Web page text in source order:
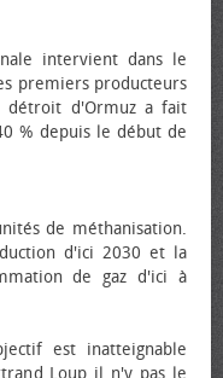
intervient dans le
premiers producteurs
détroit d'Ormuz a fait
% depuis le début de
de méthanisation.
d'ici 2030 et la
de gaz d'ici à
est inatteignable
Loup il n'y pas le